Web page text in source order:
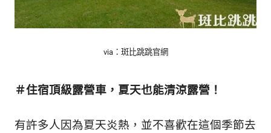
via：斑比跳跳官網
＃住宿頂級露營車，夏天也能清涼露營！
有許多人因為夏天炎熱，並不喜歡在這個季節去